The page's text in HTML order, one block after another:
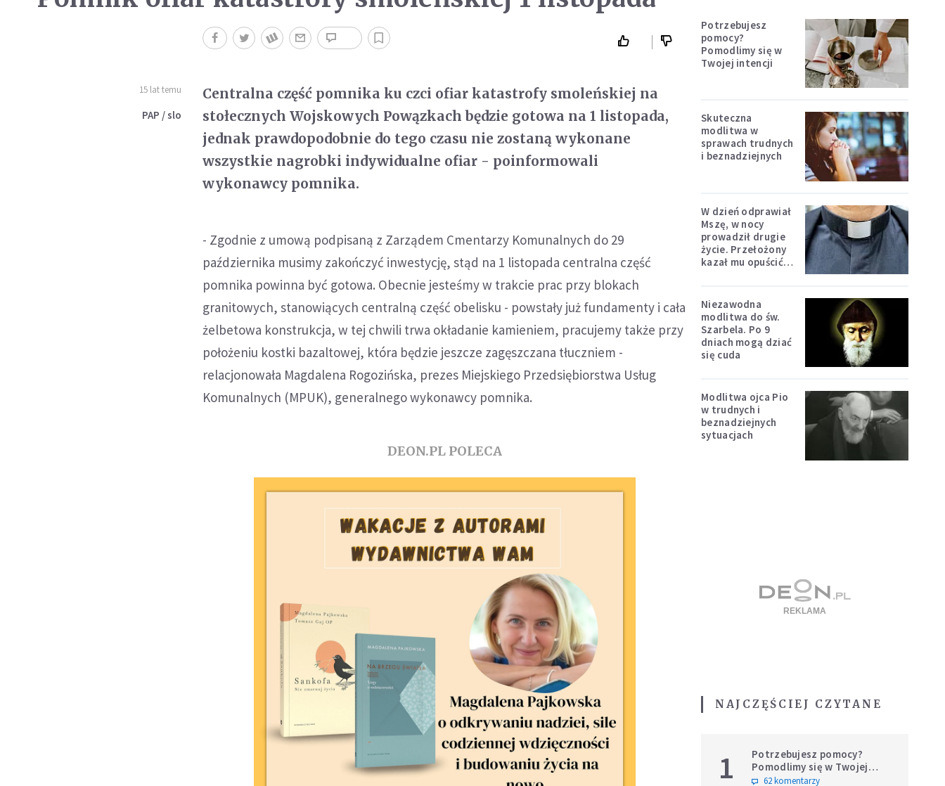
15 lat temu
PAP / slo
Centralna część pomnika ku czci ofiar katastrofy smoleńskiej na
stołecznych Wojskowych Powązkach będzie gotowa na 1 listopada,
jednak prawdopodobnie do tego czasu nie zostaną wykonane
wszystkie nagrobki indywidualne ofiar - poinformowali
wykonawcy pomnika.
- Zgodnie z umową podpisaną z Zarządem Cmentarzy Komunalnych do 29
października musimy zakończyć inwestycję, stąd na 1 listopada centralna część
pomnika powinna być gotowa. Obecnie jesteśmy w trakcie prac przy blokach
granitowych, stanowiących centralną część obelisku - powstały już fundamenty i cała
żelbetowa konstrukcja, w tej chwili trwa okładanie kamieniem, pracujemy także przy
położeniu kostki bazaltowej, która będzie jeszcze zagęszczana tłuczniem -
relacjonowała Magdalena Rogozińska, prezes Miejskiego Przedsiębiorstwa Usług
Komunalnych (MPUK), generalnego wykonawcy pomnika.
DEON.PL POLECA
Potrzebujesz
pomocy?
Pomodlimy się w
Twojej intencji
Skuteczna
modlitwa w
sprawach trudnych
i beznadziejnych
W dzień odprawiał
Mszę, w nocy
prowadził drugie
życie. Przełożony
kazał mu opuścić
Niezawodna
modlitwa do św.
Szarbela. Po 9
dniach mogą dziać
się cuda
Modlitwa ojca Pio
w trudnych i
beznadziejnych
sytuacjach
NAJCZĘŚCIEJ CZYTANE
1
Potrzebujesz pomocy?
Pomodlimy się w Twojej
intencji
62 komentarzy